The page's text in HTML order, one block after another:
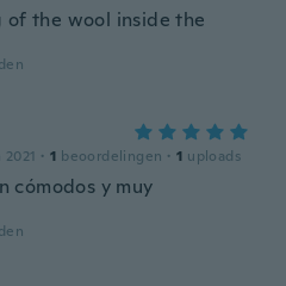
of the wool inside the
· 1 beoordelingen · 1 uploads
cómodos y muy